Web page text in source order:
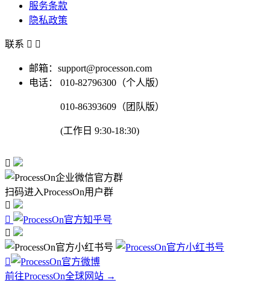
服务条款
隐私政策
联系  
邮箱：support@processon.com
电话：
010-82796300（个人版）
010-86393609（团队版）
(工作日 9:30-18:30)

扫码进入ProcessOn用户群




前往ProcessOn全球网站 →